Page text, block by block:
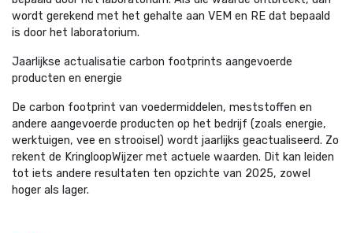
wordt gerekend met het gehalte aan VEM en RE dat bepaald
is door het laboratorium.
Jaarlijkse actualisatie carbon footprints aangevoerde
producten en energie
De carbon footprint van voedermiddelen, meststoffen en
andere aangevoerde producten op het bedrijf (zoals energie,
werktuigen, vee en strooisel) wordt jaarlijks geactualiseerd. Zo
rekent de KringloopWijzer met actuele waarden. Dit kan leiden
tot iets andere resultaten ten opzichte van 2025, zowel
hoger als lager.